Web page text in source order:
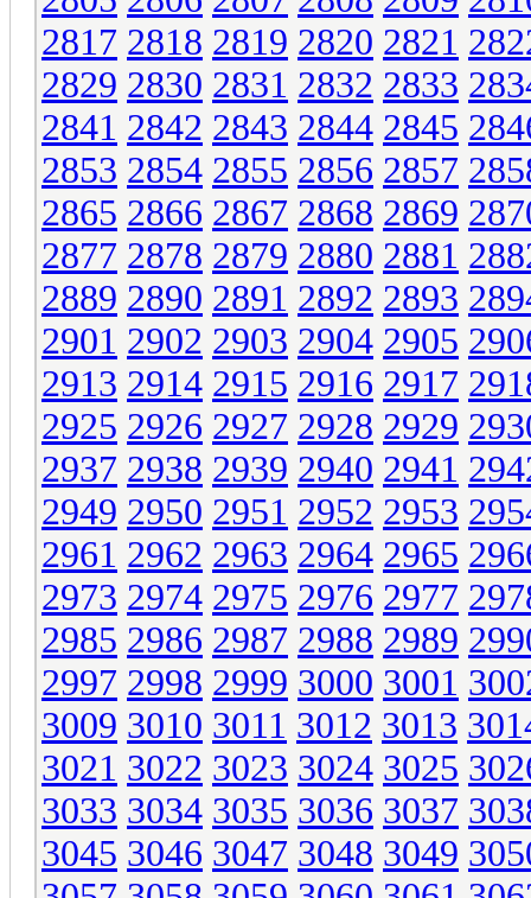
2817 2818 2819 2820 2821
2829 2830 2831 2832 2833
2841 2842 2843 2844 2845
2853 2854 2855 2856 2857
2865 2866 2867 2868 2869
2877 2878 2879 2880 2881
2889 2890 2891 2892 2893
2901 2902 2903 2904 2905
2913 2914 2915 2916 2917
2925 2926 2927 2928 2929
2937 2938 2939 2940 2941
2949 2950 2951 2952 2953
2961 2962 2963 2964 2965
2973 2974 2975 2976 2977
2985 2986 2987 2988 2989
2997 2998 2999 3000 3001
3009 3010 3011 3012 3013
3021 3022 3023 3024 3025
3033 3034 3035 3036 3037
3045 3046 3047 3048 3049